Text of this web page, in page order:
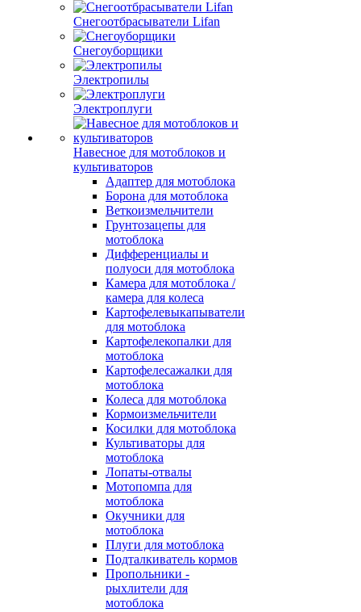
Снегоотбрасыватели Lifan
Снегоуборщики
Электропилы
Электроплуги
Навесное для мотоблоков и
культиваторов
Адаптер для мотоблока
Борона для мотоблока
Веткоизмельчители
Грунтозацепы для
мотоблока
Дифференциалы и
полуоси для мотоблока
Камера для мотоблока /
камера для колеса
Картофелевыкапыватели
для мотоблока
Картофелекопалки для
мотоблока
Картофелесажалки для
мотоблока
Колеса для мотоблока
Кормоизмельчители
Косилки для мотоблока
Культиваторы для
мотоблока
Лопаты-отвалы
Мотопомпа для
мотоблока
Окучники для
мотоблока
Плуги для мотоблока
Подталкиватель кормов
Пропольники -
рыхлители для
мотоблока